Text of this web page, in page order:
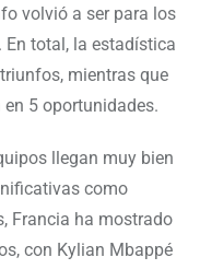
volvió a ser para los
total, la estadística
mientras que
5 oportunidades.
llegan muy bien
como
Francia ha mostrado
con Kylian Mbappé